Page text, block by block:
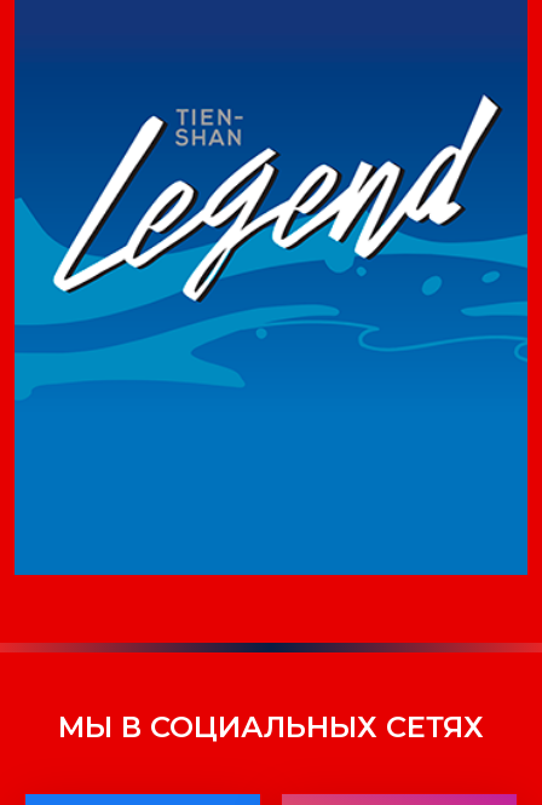
МЫ В СОЦИАЛЬНЫХ СЕТЯХ